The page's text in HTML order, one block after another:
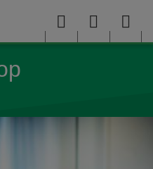
Menu User